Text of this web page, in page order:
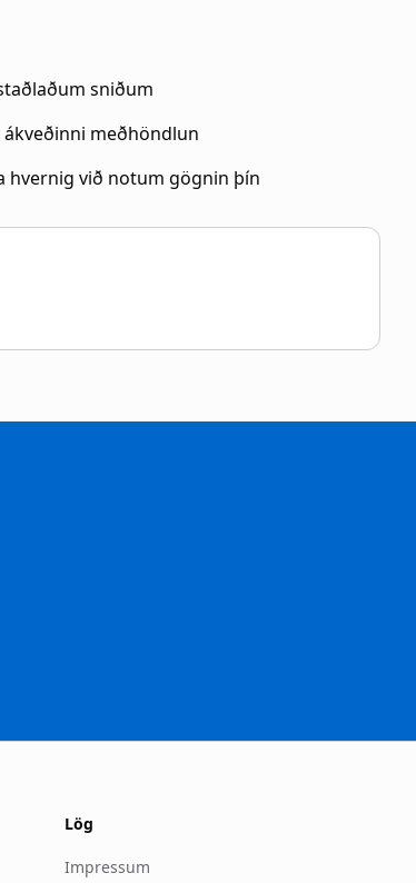
sniðum
meðhöndlun
hvernig við notum gögnin þín
Lög
Impressum